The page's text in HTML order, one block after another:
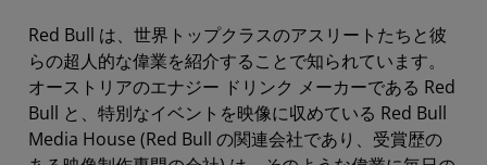
Red Bull は、世界トップクラスのアスリートたちと彼
らの超人的な偉業を紹介することで知られています。
オーストリアのエナジー ドリンク メーカーである Red
Bull と、特別なイベントを映像に収めている Red Bull
Media House (Red Bull の関連会社であり、受賞歴の